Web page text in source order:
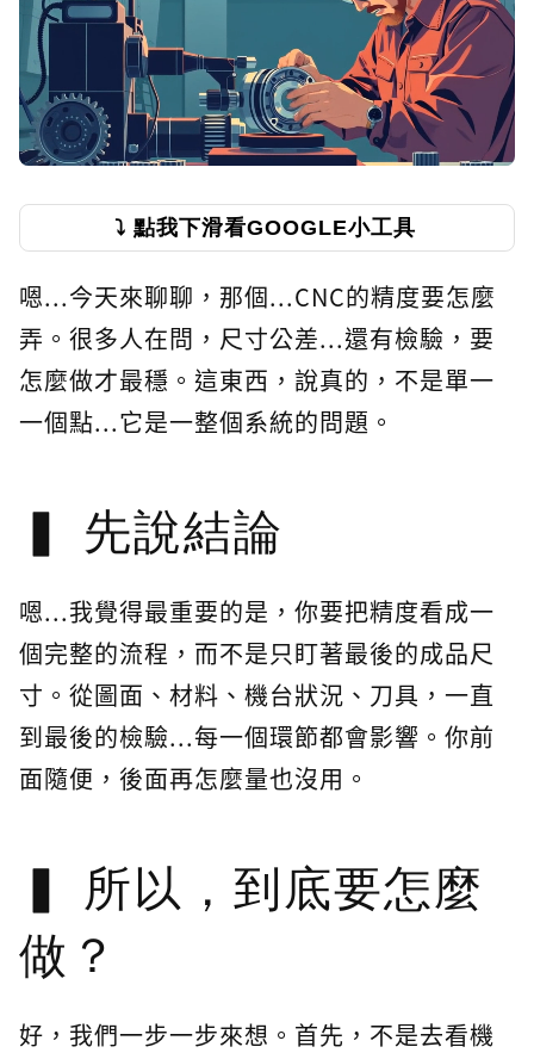
⤵️ 點我下滑看GOOGLE小工具
嗯...今天來聊聊，那個...CNC的精度要怎麼
弄。很多人在問，尺寸公差...還有檢驗，要
怎麼做才最穩。這東西，說真的，不是單一
一個點...它是一整個系統的問題。
先說結論
嗯...我覺得最重要的是，你要把精度看成一
個完整的流程，而不是只盯著最後的成品尺
寸。從圖面、材料、機台狀況、刀具，一直
到最後的檢驗...每一個環節都會影響。你前
面隨便，後面再怎麼量也沒用。
所以，到底要怎麼
做？
好，我們一步一步來想。首先，不是去看機